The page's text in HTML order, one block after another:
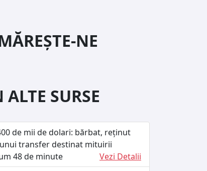
NE
SURSE
de mii de dolari: bărbat, reținut
transfer destinat mituirii
48 de minute
Vezi Detalii